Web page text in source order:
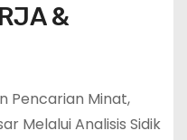
&
Pencarian Minat,
Melalui Analisis Sidik